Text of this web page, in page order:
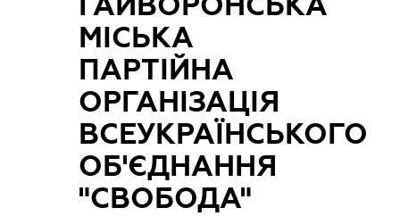
МІСЬКА
ПАРТІЙНА
ОРГАНІЗАЦІЯ
ВСЕУКРАЇНСЬКОГО
ОБ'ЄДНАННЯ
"СВОБОДА"